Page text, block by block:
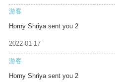
游客
Horny Shriya sent you 2
2022-01-17
游客
Horny Shriya sent you 2